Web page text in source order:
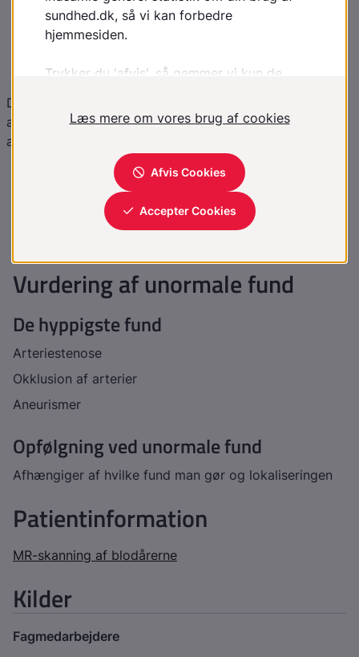
billederne, hvis det aktuelle undersøgelsesområde er i
nærheden af metallet, men indebærer i almindelighed
kontraindikation
Det er vigtigt, at forekomsten af disse implantater
anføres på kontrolskemaet, fordi MR-radiologens valg
af procedurer kan afhænge af dette
Respirationsbevægelser giver artefakter ved
Vurdering af unormale fund
De hyppigste fund
Arteriestenose
Okklusion af arterier
Aneurismer
Opfølgning ved unormale fund
Afhængiger af hvilke fund man gør og lokaliseringen
Patientinformation
MR-skanning af blodårerne
Kilder
Fagmedarbejdere